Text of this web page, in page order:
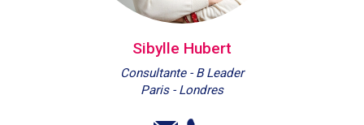
Sibylle Hubert
Consultante - B Leader
Paris - Londres